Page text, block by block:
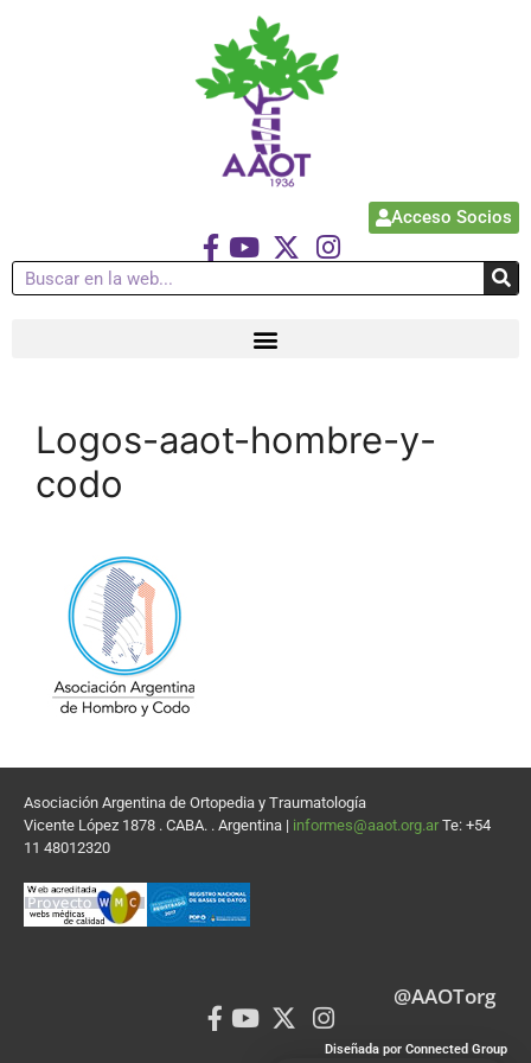
Acceso Socios
Logos-aaot-hombre-y-
codo
Asociación Argentina de Ortopedia y Traumatología
Vicente López 1878 . CABA. . Argentina | informes@aaot.org.ar Te: +54
11 48012320
@AAOTorg
Diseñada por Connected Group